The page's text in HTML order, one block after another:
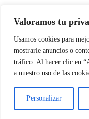
Valoramos tu
Usamos cookies para
mostrarle anuncios o
tráfico. Al hacer clic en
a nuestro uso de las
Personalizar